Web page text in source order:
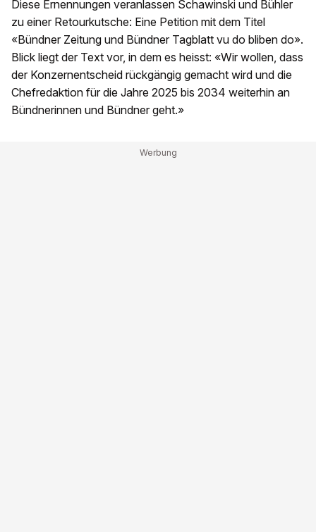
Diese Ernennungen veranlassen Schawinski und Bühler
zu einer Retourkutsche: Eine Petition mit dem Titel
«Bündner Zeitung und Bündner Tagblatt vu do bliben do».
Blick liegt der Text vor, in dem es heisst: «Wir wollen, dass
der Konzernentscheid rückgängig gemacht wird und die
Chefredaktion für die Jahre 2025 bis 2034 weiterhin an
Bündnerinnen und Bündner geht.»